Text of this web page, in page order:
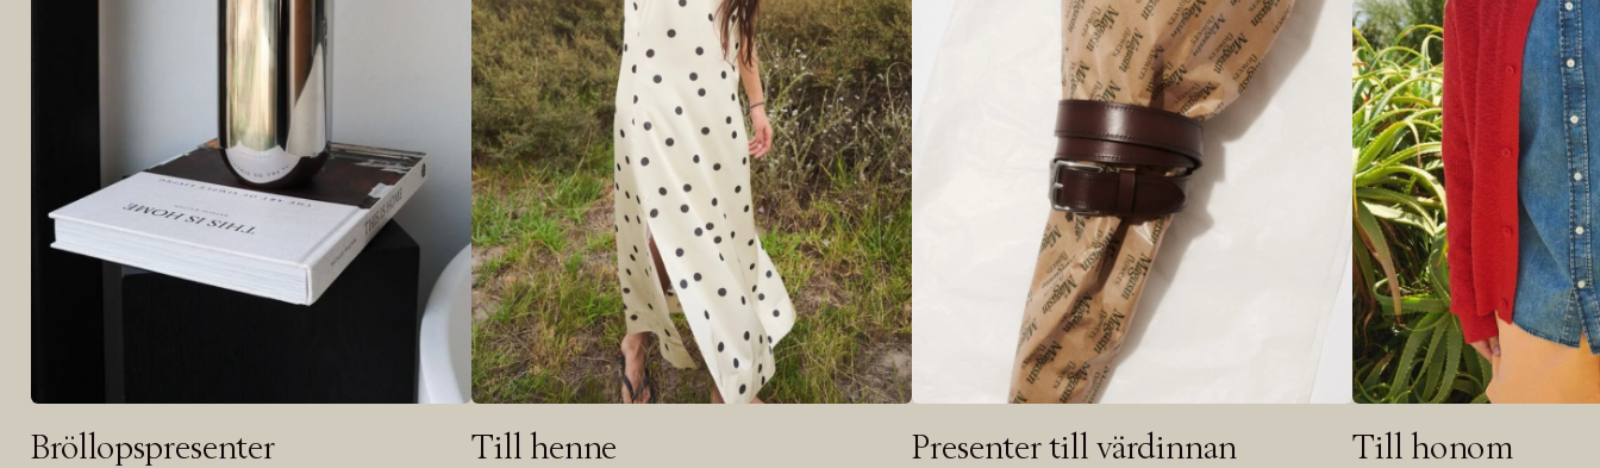
Bröllopspresenter Till henne Presenter till värdinnan Till honom